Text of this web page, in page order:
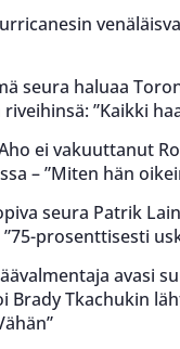
seura haluaa
”Kaikki
ei vakuuttanut
– ”Miten hän
seura Patrik
prosenttisesti
avasi
Brady Tkachukin